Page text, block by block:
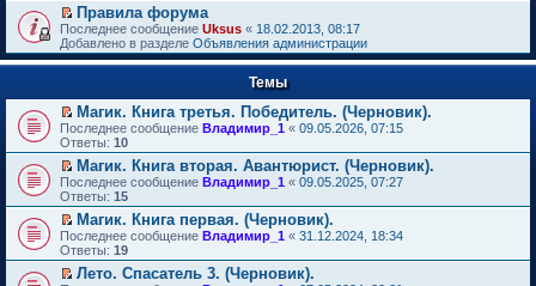
й
т
и
к
п
в
о
м
у
н
е
п
р
о
ч
и
т
а
П
е
р
е
т
и
к
п
е
р
в
о
м
у
н
е
п
Правила форума
Последнее сообщение Uksus « 18.02.2013, 08:17
Добавлено в разделе Объявления администрации
Темы
П
е
р
е
й
т
и
к
п
е
р
в
Магик. Книга третья. Победитель. (Черновик).
Последнее сообщение Владимир_1 « 09.05.2026, 07:15
Ответы: 10
П
е
р
е
й
т
и
к
Магик. Книга вторая. Авантюрист. (Черновик).
Последнее сообщение Владимир_1 « 09.05.2025, 07:27
Ответы: 15
П
е
р
е
Магик. Книга первая. (Черновик).
Последнее сообщение Владимир_1 « 31.12.2024, 18:34
Ответы: 19
Лето. Спасатель 3. (Черновик).